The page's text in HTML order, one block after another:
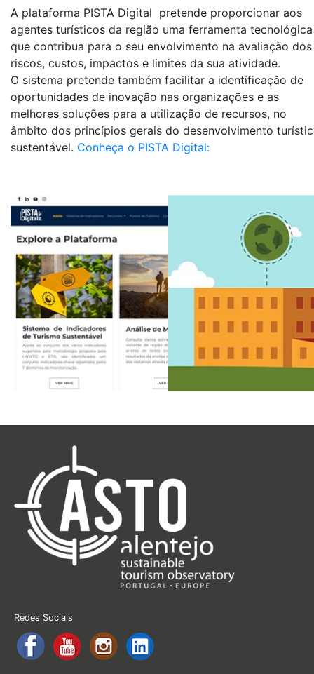
A plataforma PISTA Digital pretende proporcionar aos
agentes turísticos da região uma ferramenta tecnológica
que contribua para o seu envolvimento na avaliação dos
riscos, custos, impactos e limites da sua atividade.
O sistema pretende também facilitar a identificação de
oportunidades de inovação nas organizações e as
melhores soluções para a utilização de recursos, no
âmbito dos princípios gerais do desenvolvimento
sustentável. Conheça o PISTA Digital:
Redes Sociais